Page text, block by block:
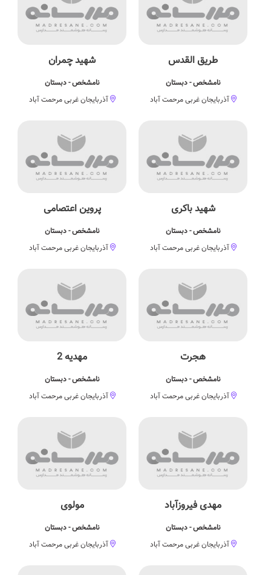
طریق القدس
نامشخص - دبستان
آذربایجان غربی مرحمت آباد
شهید چمران
نامشخص - دبستان
آذربایجان غربی مرحمت آباد
شهید باکری
نامشخص - دبستان
آذربایجان غربی مرحمت آباد
پروین اعتصامی
نامشخص - دبستان
آذربایجان غربی مرحمت آباد
هجرت
نامشخص - دبستان
آذربایجان غربی مرحمت آباد
مهدیه 2
نامشخص - دبستان
آذربایجان غربی مرحمت آباد
مهدی فیروزآباد
نامشخص - دبستان
آذربایجان غربی مرحمت آباد
مولوی
نامشخص - دبستان
آذربایجان غربی مرحمت آباد